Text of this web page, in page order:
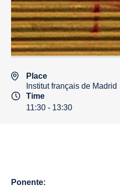
Place
Institut français de Madrid
Time
11:30 - 13:30
Ponente: